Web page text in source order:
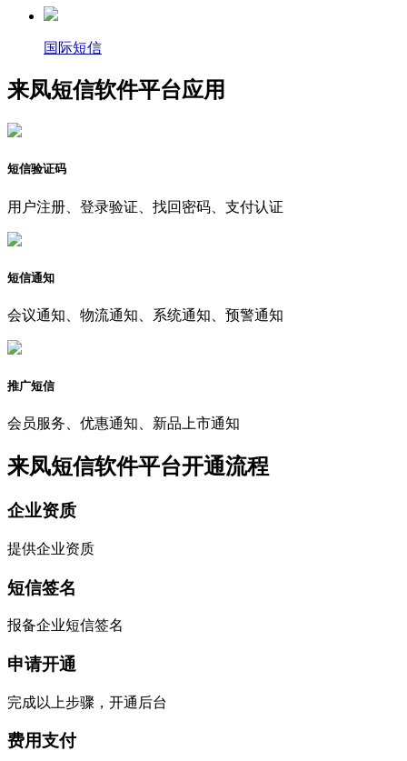
国际短信
来凤短信软件平台应用
短信验证码
用户注册、登录验证、找回密码、支付认证
短信通知
会议通知、物流通知、系统通知、预警通知
推广短信
会员服务、优惠通知、新品上市通知
来凤短信软件平台开通流程
企业资质
提供企业资质
短信签名
报备企业短信签名
申请开通
完成以上步骤，开通后台
费用支付